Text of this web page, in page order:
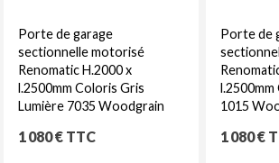
Porte de garage
sectionnelle motorisé
Renomatic H.2000 x
l.2500mm Coloris Gris
Lumière 7035 Woodgrain
Prix
1 080 € TTC
Porte de
1015
Prix
1 080 €